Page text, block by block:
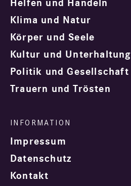
Helfen und Handeln
Klima und Natur
Körper und Seele
Kultur und Unterhaltung
Politik und Gesellschaft
Trauern und Trösten
Impressum
Datenschutz
Kontakt